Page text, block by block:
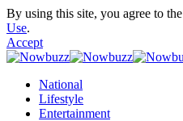
By using this site, you agree to the
Use.
Accept
National
Lifestyle
Entertainment